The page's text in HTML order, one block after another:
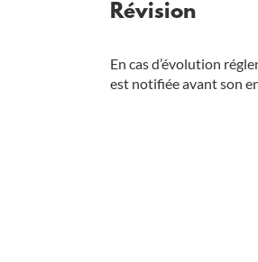
Révision
En cas d’évolution
est notifiée avant son